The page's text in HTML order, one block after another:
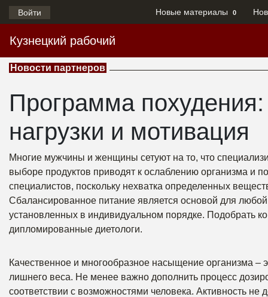
Войти Новые материалы 0
Кузнецкий рабочий
Новости партнеров
Программа
нагрузки и мотивация
Многие мужчины и женщины сетуют на то, что
выборе продуктов приводят к ослаблению организма и
специалистов, поскольку нехватка определенных
Сбалансированное питание является основой для
установленных в индивидуальном порядке. Подобрать
дипломированные диетологи.
Качественное и многообразное насыщение организма
лишнего веса. Не менее важно дополнить процесс
соответствии с возможностями человека. Активность